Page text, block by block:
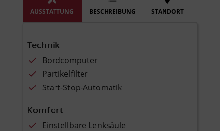
AUSSTATTUNG BESCHREIBUNG STANDORT
Technik
Bordcomputer
Partikelfilter
Start-Stop-Automatik
Komfort
Einstellbare Lenksäule